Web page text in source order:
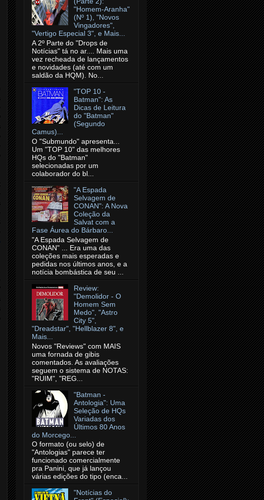
"Homem-Aranha"
(Nº 1), "Novos
Vingadores",
"Vertigo Especial 3", e Mais...
A 2º Parte do "Drops de
Notícias" tá no ar.... Mais uma
vez recheada de lançamentos
e novidades (até com um
saldão da HQM). No...
"TOP 10 -
Batman": As
Dicas de Leitura
do "Batman"
(Segundo
Camus)...
O "Submundo" apresenta...
Um "TOP 10" das melhores
HQs do "Batman"
selecionadas por um
colaborador do bl...
"A Espada
Selvagem de
CONAN": A Nova
Coleção da
Salvat com a
Fase Áurea do Bárbaro...
"A Espada Selvagem de
CONAN" ... Era uma das
coleções mais esperadas e
pedidas nos últimos anos, e a
notícia bombástica de seu ...
Review:
"Demolidor - O
Homem Sem
Medo", "Astro
City 5",
"Dreadstar", "Hellblazer 8", e
Mais...
Novos "Reviews" com MAIS
uma fornada de gibis
comentados. As avaliações
seguem o sistema de NOTAS:
"RUIM", "REG...
"Batman -
Antologia": Uma
Seleção de HQs
Variadas dos
Últimos 80 Anos
do Morcego...
O formato (ou selo) de
"Antologias" parece ter
funcionado comercialmente
pra Panini, que já lançou
várias edições do tipo (enca...
"Notícias do